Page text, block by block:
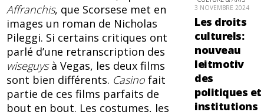
Affranchis, que Scorsese met en
images un roman de Nicholas
Pileggi. Si certains critiques ont
parlé d’une retranscription des
wiseguysà Vegas, les deux films
sont bien différents. Casinofait
partie de ces films parfaits de
bout en bout. Les costumes, les
3 NOVEMBRE 2024
Les droits
culturels:
nouveau
leitmotiv
des
politiques et
institutions